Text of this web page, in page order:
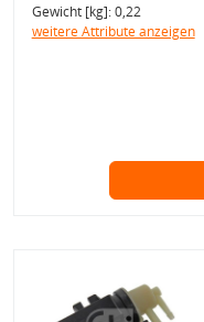
Gewicht [kg]: 0,22
weitere Attribute anzeigen